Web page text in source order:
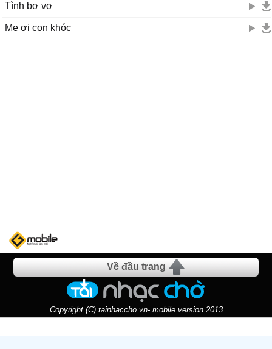
Tình bơ vơ
Mẹ ơi con khóc
Về đầu trang
Copyright (C) tainhaccho.vn- mobile version 2013